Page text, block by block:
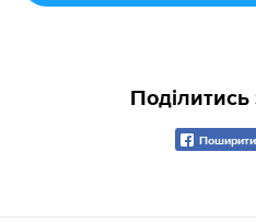
Поширити